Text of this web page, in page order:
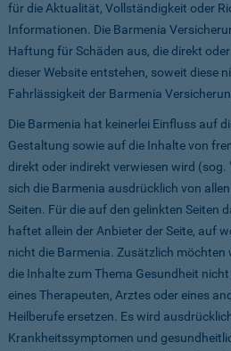
für die Aktualität, Vollständigkeit oder
Informationen. Die Barmenia
Haftung für Schäden aus, die direkt
dieser Website entstehen, soweit diese
Fahrlässigkeit der Barmenia
Die Barmenia hat keinerlei Einfluss auf
Gestaltung sowie auf die Inhalte von
direkt oder indirekt verwiesen wird (sog.
sich die Barmenia ausdrücklich von
Seiten. Für die auf den gelinkten Seiten
haftet allein der Anbieter der Seite, auf
nicht die Barmenia. Zusätzlich
die Inhalte zum Thema Gesundheit
eines Therapeuten, Arztes oder eines
Heilberufe ersetzen. Es wird
Krankheitssymptomen und